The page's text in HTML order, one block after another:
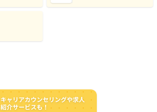
キャリアカウンセリングや求人
紹介サービスも！